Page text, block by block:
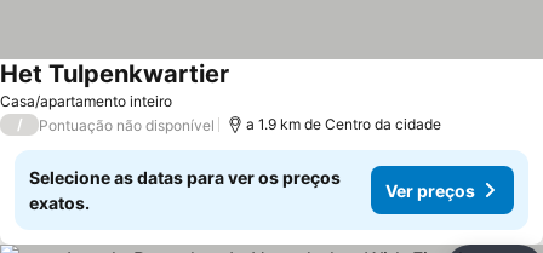
Casa/apartamento inteiro
Het Tulpenkwartier
/ Pontuação não disponível a 1.9 km de Centro da cidade
Selecione as datas para ver os preços
exatos.
Ver preços